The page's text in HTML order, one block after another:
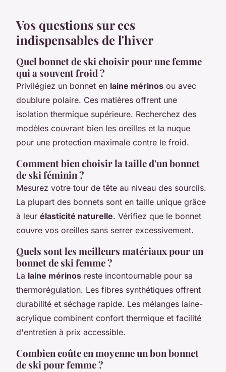
Vos questions sur ces
indispensables de l'hiver
Quel bonnet de ski choisir pour une femme
qui a souvent froid ?
Privilégiez un bonnet en laine mérinos ou avec
doublure polaire. Ces matières offrent une
isolation thermique supérieure. Recherchez des
modèles couvrant bien les oreilles et la nuque
pour une protection maximale contre le froid.
Comment bien choisir la taille d'un bonnet
de ski féminin ?
Mesurez votre tour de tête au niveau des sourcils.
La plupart des bonnets sont en taille unique grâce
à leur élasticité naturelle. Vérifiez que le bonnet
couvre vos oreilles sans serrer excessivement.
Quels sont les meilleurs matériaux pour un
bonnet de ski femme ?
La laine mérinos reste incontournable pour sa
thermorégulation. Les fibres synthétiques offrent
durabilité et séchage rapide. Les mélanges laine-
acrylique combinent confort thermique et facilité
d'entretien à prix accessible.
Combien coûte en moyenne un bon bonnet
de ski pour femme ?